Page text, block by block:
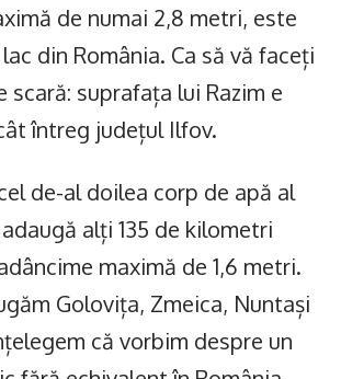
de numai 2,8 metri, este
din România. Ca să vă faceți
scară: suprafața lui Razim e
întreg județul Ilfov.
de-al doilea corp de apă al
alți 135 de kilometri
maximă de 1,6 metri.
Golovița, Zmeica, Nuntași
că vorbim despre un